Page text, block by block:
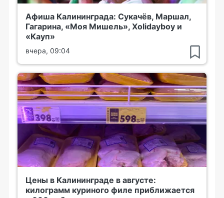
Афиша Калининграда: Сукачёв, Маршал,
Гагарина, «Моя Мишель», Xolidayboy и
«Кауп»
вчера, 09:04
Цены в Калининграде в августе:
килограмм куриного филе приближается